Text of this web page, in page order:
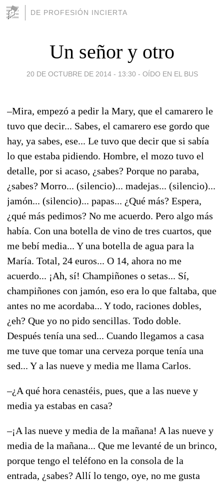
DE PROFESIÓN INCIERTA
Un señor y otro
20 DE OCTUBRE DE 2014 - 13:30 - OÍDO EN EL BUS
–Mira, empezó a pedir la Mary, que el camarero le
tuvo que decir... Sabes, el camarero ese gordo que
hay, ya sabes, ese... Le tuvo que decir que si sabía
lo que estaba pidiendo. Hombre, el mozo tuvo el
detalle, por si acaso, ¿sabes? Porque no paraba,
¿sabes? Morro... (silencio)... madejas... (silencio)...
jamón... (silencio)... papas... ¿Qué más? Espera,
¿qué más pedimos? No me acuerdo. Pero algo más
había. Con una botella de vino de tres cuartos, que
me bebí media... Y una botella de agua para la
María. Total, 24 euros... O 14, ahora no me
acuerdo... ¡Ah, sí! Champiñones o setas... Sí,
champiñones con jamón, eso era lo que faltaba, que
antes no me acordaba... Y todo, raciones dobles,
¿eh? Que yo no pido sencillas. Todo doble.
Después tenía una sed... Cuando llegamos a casa
me tuve que tomar una cerveza porque tenía una
sed... Y a las nueve y media me llama Carlos.
–¿A qué hora cenastéis, pues, que a las nueve y
media ya estabas en casa?
–¡A las nueve y media de la mañana! A las nueve y
media de la mañana... Que me levanté de un brinco,
porque tengo el teléfono en la consola de la
entrada, ¿sabes? Allí lo tengo, oye, no me gusta